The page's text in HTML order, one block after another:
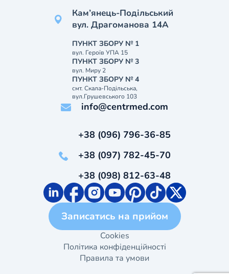
Кам’янець-Подільський
вул. Драгоманова 14А
ПУНКТ ЗБОРУ № 1
вул. Героїв УПА 15
ПУНКТ ЗБОРУ № 3
вул. Миру 2
ПУНКТ ЗБОРУ № 4
смт. Скала-Подільська,
вул.Грушевського 103
info@centrmed.com
+38 (096) 796-36-85
+38 (097) 782-45-70
+38 (098) 812-63-48
Записатись на прийом
Cookies
Політика конфіденційності
Правила та умови